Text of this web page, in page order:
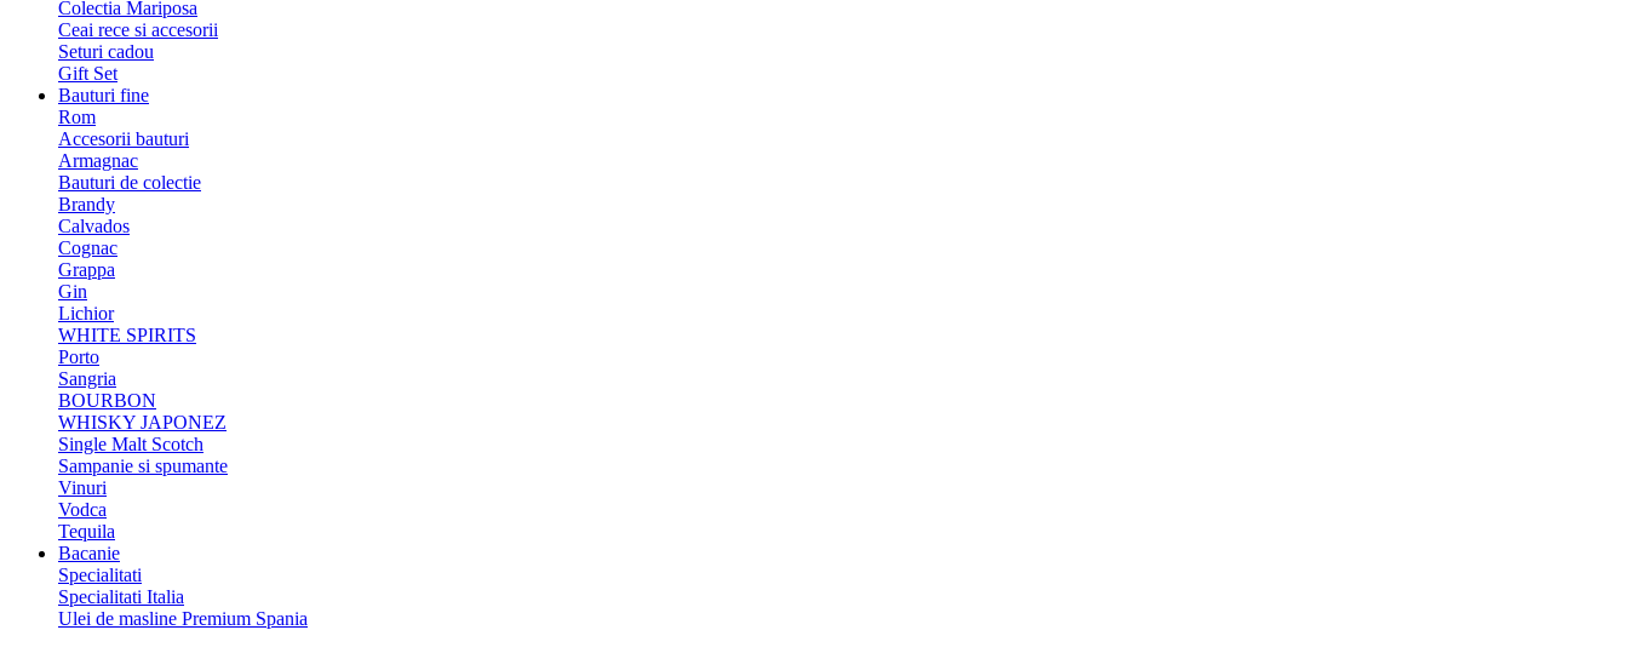
Colectia Mariposa
Ceai rece si accesorii
Seturi cadou
Gift Set
Bauturi fine
Rom
Accesorii bauturi
Armagnac
Bauturi de colectie
Brandy
Calvados
Cognac
Grappa
Gin
Lichior
WHITE SPIRITS
Porto
Sangria
BOURBON
WHISKY JAPONEZ
Single Malt Scotch
Sampanie si spumante
Vinuri
Vodca
Tequila
Bacanie
Specialitati
Specialitati Italia
Ulei de masline Premium Spania